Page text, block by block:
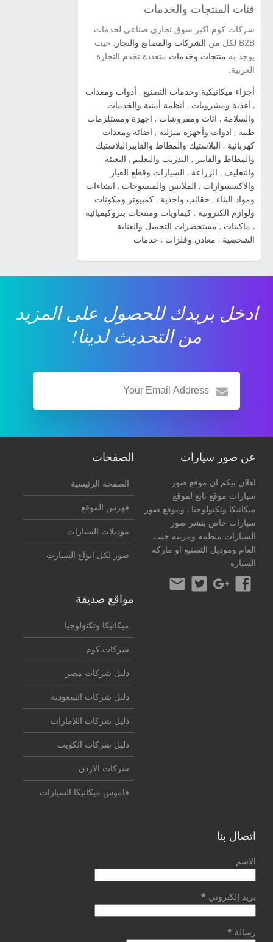
شاهد صور السيارة » صور سيارة كيا اوبتيما Kia
Optima 2014 شاهد صور السيارة » سيارة كيا
سورينتو Kia Sorento 2014 شاهد صور السيارة »
cerato شاهد صور السيارة » صور سياراة سبورتاج
2014 شاهد صور السيارة » صور سيارات كيا اوبتيما
2014 شاهد صور السيارة » صور سيارات كيا سول
2014 شاهد صور السيارة » صور سيارات كيا بيكانتو
2014 شاهد صور السيارة » صور سيارات كيا
سيراتو 2014 شاهد صور السيارة » صورة سيارة
كيا ريو 2014 شاهد صور السيارة » صور سيارة كيا
kia cadenza 2014 شاهد صور السيارة » ...
فئات المنتجات والخدمات
شركات كوم اكبر سوق تجاري صناعي لخدمات
B2B لكل من
الشركات والمصانع والتجار , حيث
يوجد به منتجات وخدمات متعددة تخدم التجارة
العربية.
أجزاء ميكانيكية وخدمات التصنيع , أدوات ومعدات
, أغذية ومشروبات , أنظمة أمنية والخدمات
والسلامة , اثاث ومفروشات , اجهزة ومستلزمات
طبية , ادوات وأجهزة منزلية , اضائة ومعدات
كهربائية , البلاستيك والمطاط والفايبرالبلاستيك
والمطاط والفايبر , التدريب والتعليم , التعبئة
والتغليف , الزراعة , السيارات وقطع الغيار
والاكسسوارات , الملابس والمنسوجات , انشاءات
ومواد البناء , حقائب واحذية , كمبيوتر ومكونات
ولوازم الكترونية , كيماويات ومنتجات بتروكيميائية
, ماكينات , مستحضرات التجميل والعناية
الشخصية , معادن وفلزات , خدمات
ادخل بريدك للحصول على المزيد
من التحديث لدينا!
عن صور سيارات
اهلان بيكم ان موقع صور
سيارات موقع تابع لموقع
ميكانيكا وتكنولوجيا , وموقع صور
سيارات خاص بنشر صور
السيارات منظمه ومرتبه حثب
العام وموديل التصنيع او ماركه
السيارة
الصفحات
الصفحة الرئيسية
فهرس الموقع
موديلات السيارات
صور لكل انواع السيارت
مواقع صديقة
ميكانيكا وتكنولوجيا
شركات.كوم
دليل شركات مصر
دليل شركات السعودية
دليل شركات اللإمارات
دليل شركات الكويت
شركات الاردن
قاموس ميكانيكا السيارات
اتصال بنا
الاسم
بريد إلكتروني *
رسالة *